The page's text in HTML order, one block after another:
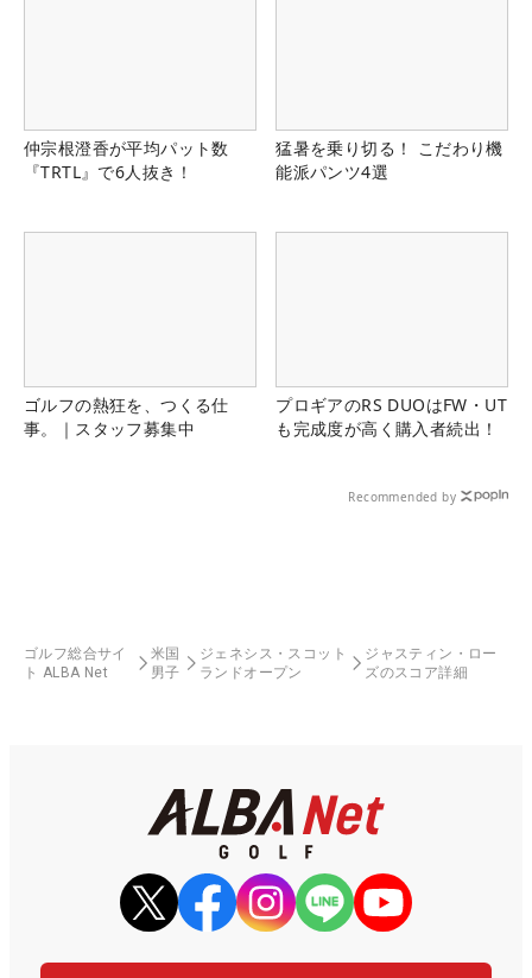
仲宗根澄香が平均パット数
『TRTL』で6人抜き！
猛暑を乗り切る！ こだわり機
能派パンツ4選
ゴルフの熱狂を、つくる仕
事。｜スタッフ募集中
プロギアのRS DUOはFW・UT
も完成度が高く購入者続出！
Recommended by
ゴルフ総合サイ
ト ALBA Net
米国
男子
ジェネシス・スコット
ランドオープン
ジャスティン・ロー
ズのスコア詳細